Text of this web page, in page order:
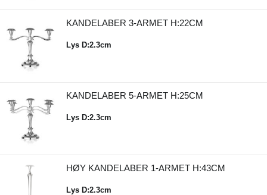
KANDELABER 3-ARMET H:22CM
Lys D:2.3cm
KANDELABER 5-ARMET H:25CM
Lys D:2.3cm
HØY KANDELABER 1-ARMET H:43CM
Lys D:2.3cm